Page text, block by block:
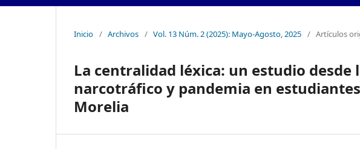
Inicio / Archivos / Vol. 13 Núm. 2 (2025): Mayo-Agosto, 2025 / Artículos
La centralidad léxica: un estudio desde
narcotráfico y pandemia en
Morelia